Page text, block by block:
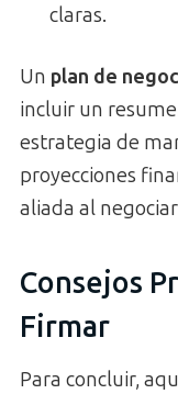
claras.
Un plan de
incluir un
estrategia de
proyecciones
aliada al
Consejos
Firmar
Para concluir,